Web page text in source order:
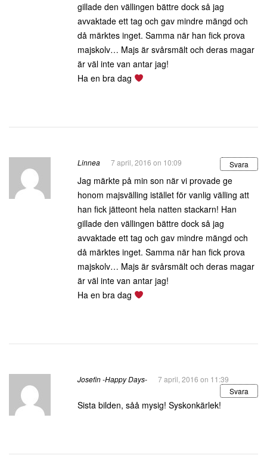
gillade den vällingen bättre dock så jag
avvaktade ett tag och gav mindre mängd och
då märktes inget. Samma när han fick prova
majskolv… Majs är svårsmält och deras magar
är väl inte van antar jag!
Ha en bra dag
Linnea 7 april, 2016 on 10:09 Svara
Jag märkte på min son när vi provade ge
honom majsvälling istället för vanlig välling att
han fick jätteont hela natten stackarn! Han
gillade den vällingen bättre dock så jag
avvaktade ett tag och gav mindre mängd och
då märktes inget. Samma när han fick prova
majskolv… Majs är svårsmält och deras magar
är väl inte van antar jag!
Ha en bra dag
Josefin -Happy Days-
7 april, 2016 on 11:39
Svara
Sista bilden, såå mysig! Syskonkärlek!